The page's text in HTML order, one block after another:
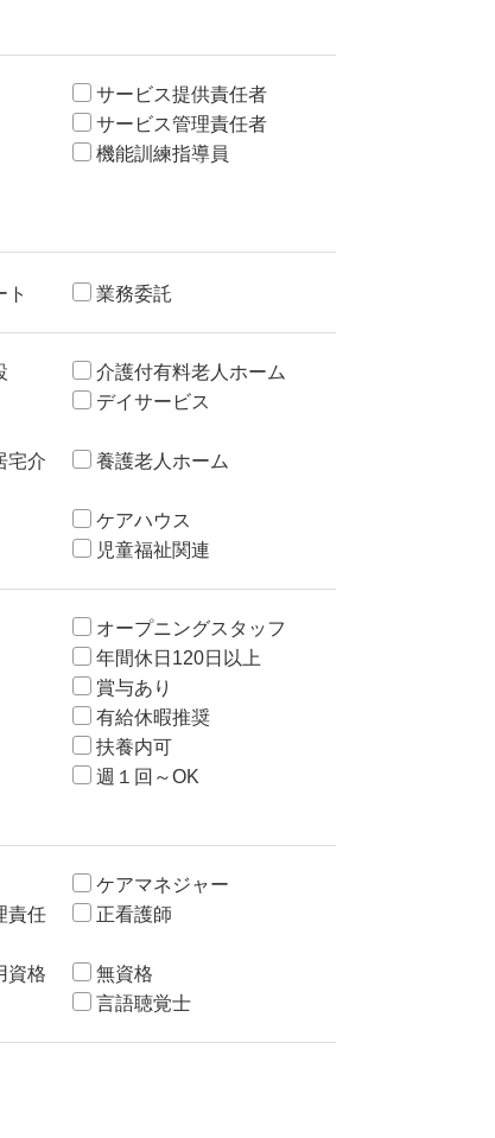
サービス提供責任者
サービス管理責任者
機能訓練指導員
ト 業務委託
介護付有料老人ホーム
デイサービス
宅介
養護老人ホーム
ケアハウス
児童福祉関連
オープニングスタッフ
年間休日120日以上
賞与あり
有給休暇推奨
扶養内可
週１回～OK
ケアマネジャー
責任
正看護師
資格
無資格
言語聴覚士